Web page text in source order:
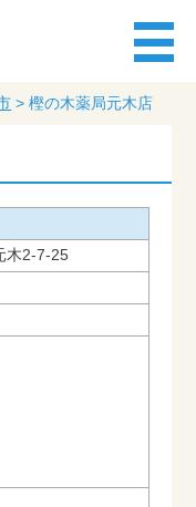
>樫の木薬局元木店
木2-7-25